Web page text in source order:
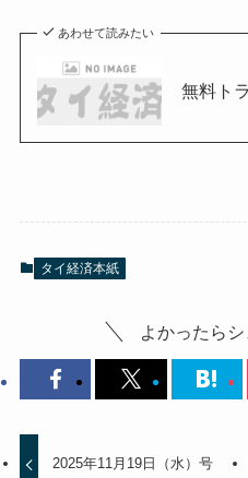
あわせて読みたい
無料ト
タイ経済本紙
よかったらシ
2025年11月19日（水）号